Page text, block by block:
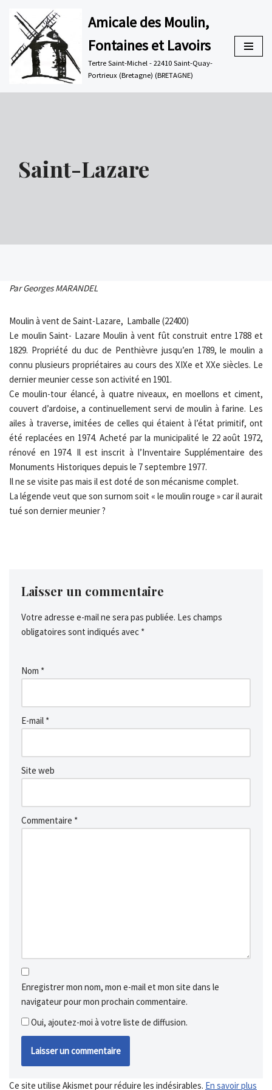
Aller
au
contenu
Amicale des Moulin,
Fontaines et Lavoirs
Tertre Saint-Michel - 22410 Saint-Quay-
Portrieux (Bretagne) (BRETAGNE)
Saint-Lazare
Par Georges MARANDEL
Moulin à vent de Saint-Lazare, Lamballe (22400)
Le moulin Saint- Lazare Moulin à vent fût construit entre 1788 et
1829. Propriété du duc de Penthièvre jusqu’en 1789, le moulin a
connu plusieurs propriétaires au cours des XIXe et XXe siècles. Le
dernier meunier cesse son activité en 1901.
Ce moulin-tour élancé, à quatre niveaux, en moellons et ciment,
couvert d’ardoise, a continuellement servi de moulin à farine. Les
ailes à traverse, imitées de celles qui étaient à l’état primitif, ont
été replacées en 1974. Acheté par la municipalité le 22 août 1972,
rénové en 1974. Il est inscrit à l’Inventaire Supplémentaire des
Monuments Historiques depuis le 7 septembre 1977.
Il ne se visite pas mais il est doté de son mécanisme complet.
La légende veut que son surnom soit « le moulin rouge » car il aurait
tué son dernier meunier ?
Laisser un commentaire
Votre adresse e-mail ne sera pas publiée. Les champs
obligatoires sont indiqués avec *
Nom *
E-mail *
Site web
Commentaire *
Enregistrer mon nom, mon e-mail et mon site dans le
navigateur pour mon prochain commentaire.
Oui, ajoutez-moi à votre liste de diffusion.
Ce site utilise Akismet pour réduire les indésirables. En savoir plus